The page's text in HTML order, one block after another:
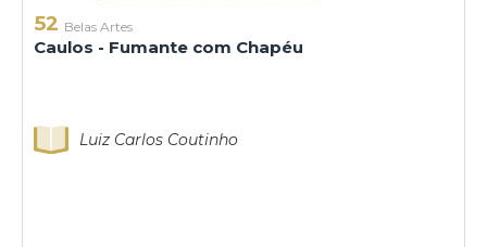
52 Belas Artes
Caulos - Fumante com Chapéu
Luiz Carlos Coutinho